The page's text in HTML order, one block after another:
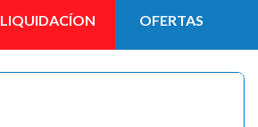
LIQUIDACÍON OFERTAS